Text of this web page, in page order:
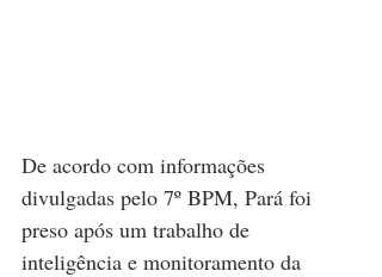
De acordo com informações
divulgadas pelo 7º BPM, Pará foi
preso após um trabalho de
inteligência e monitoramento da